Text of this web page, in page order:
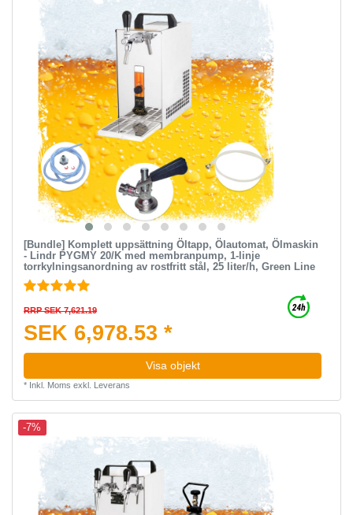
[Bundle] Komplett uppsättning Öltapp, Ölautomat, Ölmaskin
- Lindr PYGMY 20/K med membranpump, 1-linje
torrkylningsanordning av rostfritt stål, 25 liter/h, Green Line
RRP SEK 7,621.19
SEK 6,978.53 *
Visa objekt
* Inkl. Moms exkl. Leverans
-7%